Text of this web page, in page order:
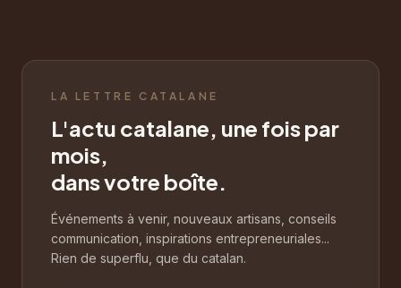
LA LETTRE CATALANE
L'actu catalane, une fois par
mois,
dans votre boîte.
Événements à venir, nouveaux artisans, conseils
communication, inspirations entrepreneuriales...
Rien de superflu, que du catalan.